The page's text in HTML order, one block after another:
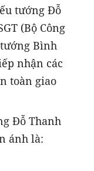
tướng Đỗ
(Bộ Công
tướng Bình
nhận các
toàn giao
Đỗ Thanh
ánh là: